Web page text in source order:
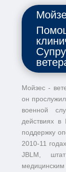
Мойзес -
он
военной
действиях в
поддержку
2010-11
JBLM,
медицинским